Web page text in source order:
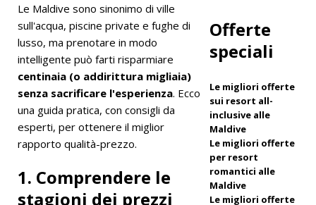
coniugano
vacanze in
famiglia e
scoperte
marine.
A 5 STELLE
Le Maldive sono sinonimo di ville
sull'acqua, piscine private e fughe di
lusso, ma prenotare in modo
intelligente può farti risparmiare
centinaia (o addirittura migliaia)
senza sacrificare l'esperienza. Ecco
una guida pratica, con consigli da
esperti, per ottenere il miglior
rapporto qualità-prezzo.
1. Comprendere le
stagioni dei prezzi
Offerte
speciali
Le migliori offerte
sui resort all-
inclusive alle
Maldive
Le migliori offerte
per resort
romantici alle
Maldive
Le migliori offerte